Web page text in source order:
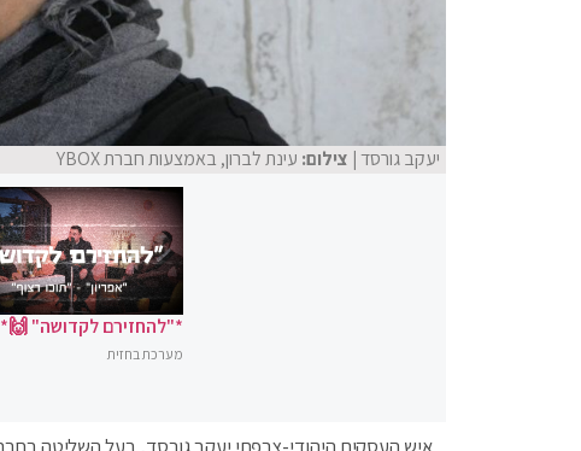
יעקב גורסד| צילום: עינת לברון, באמצעות חברת YBOX
*"להחזירם לקדושה" 🙌*
מערכת בחזית